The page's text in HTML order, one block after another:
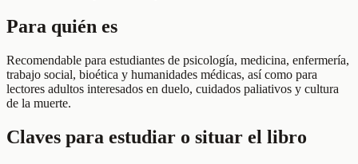
Para quién es
Recomendable para estudiantes de psicología, medicina, enfermería,
trabajo social, bioética y humanidades médicas, así como para
lectores adultos interesados en duelo, cuidados paliativos y cultura
de la muerte.
Claves para estudiar o situar el libro